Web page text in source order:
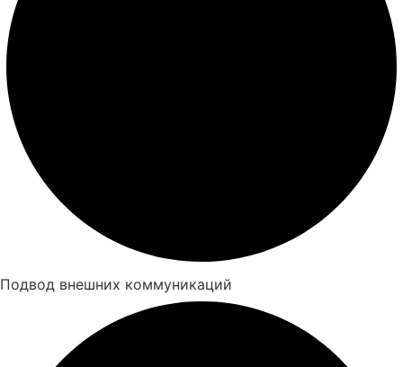
Подвод внешних коммуникаций